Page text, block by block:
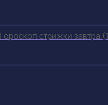
Гороскоп стрижки завтра